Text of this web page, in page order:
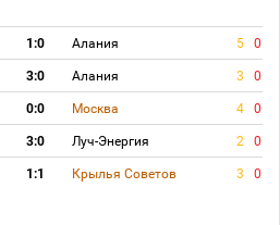
1:0 Алания 5 0
3:0 Алания 3 0
0:0 Москва 4 0
3:0 Луч-Энергия 2 0
1:1 Крылья Советов 3 0